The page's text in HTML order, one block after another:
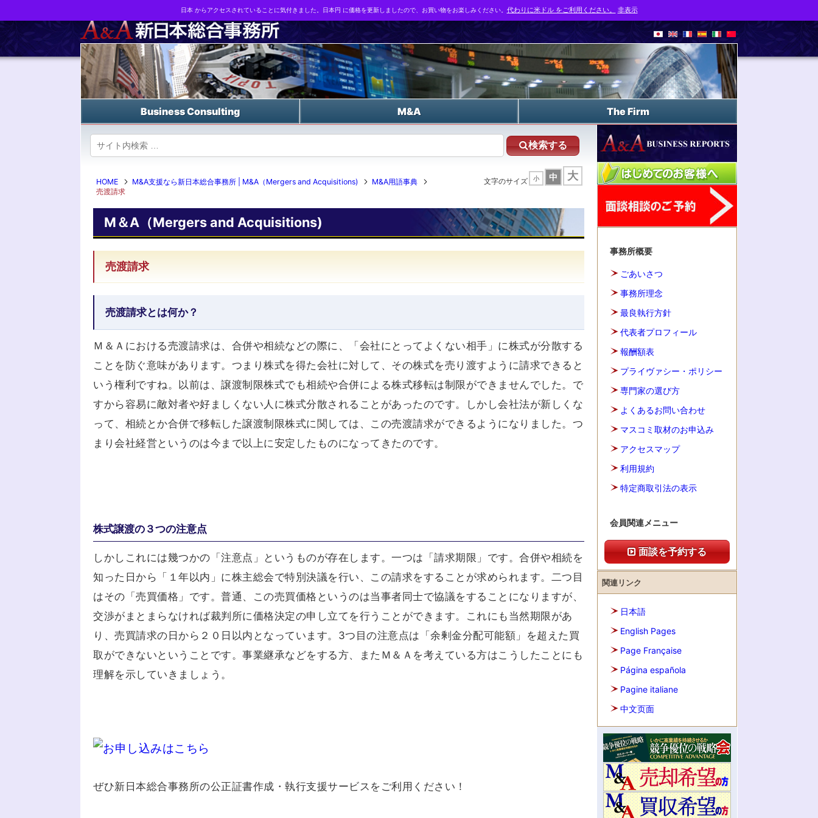
Business strategy reports, business matching and M&A in Japan
Business Consulting M&A The Firm
検索する
HOME M&A支援なら新日本総合事務所 | M&A（Mergers and Acquisitions)
M&A用語事典
売渡請求
文字のサイズ 小 中 大
M＆A（Mergers and Acquisitions)
売渡請求
売渡請求とは何か？
Ｍ＆Ａにおける売渡請求は、合併や相続などの際に、「会社にとってよくない相手」に株式が分散する
ことを防ぐ意味があります。つまり株式を得た会社に対して、その株式を売り渡すように請求できると
いう権利ですね。以前は、譲渡制限株式でも相続や合併による株式移転は制限ができませんでした。で
すから容易に敵対者や好ましくない人に株式分散されることがあったのです。しかし会社法が新しくな
って、相続とか合併で移転した譲渡制限株式に関しては、この売渡請求ができるようになりました。つ
まり会社経営というのは今まで以上に安定したものになってきたのです。
株式譲渡の３つの注意点
しかしこれには幾つかの「注意点」というものが存在します。一つは「請求期限」です。合併や相続を
知った日から「１年以内」に株主総会で特別決議を行い、この請求をすることが求められます。二つ目
はその「売買価格」です。普通、この売買価格というのは当事者同士で協議をすることになりますが、
交渉がまとまらなければ裁判所に価格決定の申し立てを行うことができます。これにも当然期限があ
り、売買請求の日から２０日以内となっています。3つ目の注意点は「余剰金分配可能額」を超えた買
取ができないということです。事業継承などをする方、またＭ＆Ａを考えている方はこうしたことにも
理解を示していきましょう。
ぜひ新日本総合事務所の公正証書作成・執行支援サービスをご利用ください！
事務所概要
ごあいさつ
事務所理念
最良執行方針
代表者プロフィール
報酬額表
プライヴァシー・ポリシー
専門家の選び方
よくあるお問い合わせ
マスコミ取材のお申込み
アクセスマップ
利用規約
特定商取引法の表示
会員関連メニュー
面談を予約する
関連リンク
日本語
English Pages
Page Française
Página española
Pagine italiane
中文页面
日本 からアクセスされていることに気付きました。日本円 に価格を更新しましたので、お買い物をお楽しみください。 代わりに米ドル をご利用ください。 非表示